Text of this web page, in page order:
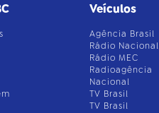
Veículos
Agência Brasil
Rádio Nacional
Rádio MEC
Radioagência
Nacional
TV Brasil
TV Brasil